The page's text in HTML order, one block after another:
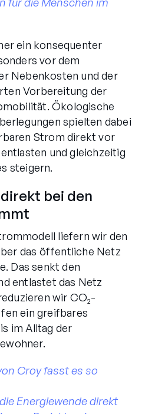
ein konsequenter
vor dem
Nebenkosten und der
Vorbereitung der
Ökologische
spielten dabei
Strom direkt vor
und gleichzeitig
steigern.
bei den
liefern wir den
das öffentliche Netz
Das senkt den
entlastet das Netz
wir CO₂-
ein greifbares
im Alltag der
Croy fasst es so
Energiewende direkt